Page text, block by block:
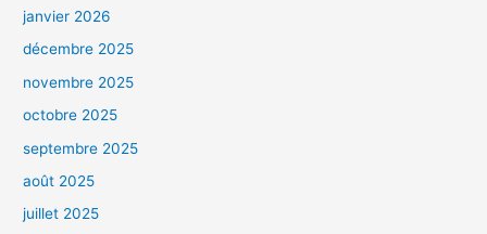
janvier 2026
décembre 2025
novembre 2025
octobre 2025
septembre 2025
août 2025
juillet 2025